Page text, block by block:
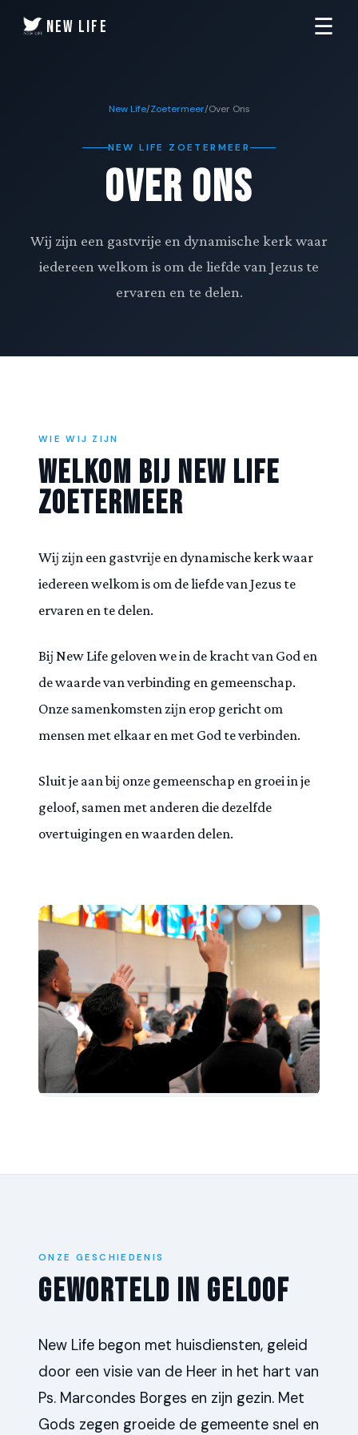
New Life ☰
New Life/Zoetermeer/Over Ons
NEW LIFE ZOETERMEER
Over Ons
Wij zijn een gastvrije en dynamische kerk waar
iedereen welkom is om de liefde van Jezus te
ervaren en te delen.
WIE WIJ ZIJN
Welkom Bij New Life
Zoetermeer
Wij zijn een gastvrije en dynamische kerk waar
iedereen welkom is om de liefde van Jezus te
ervaren en te delen.
Bij New Life geloven we in de kracht van God en
de waarde van verbinding en gemeenschap.
Onze samenkomsten zijn erop gericht om
mensen met elkaar en met God te verbinden.
Sluit je aan bij onze gemeenschap en groei in je
geloof, samen met anderen die dezelfde
overtuigingen en waarden delen.
ONZE GESCHIEDENIS
Geworteld In Geloof
New Life begon met huisdiensten, geleid
door een visie van de Heer in het hart van
Ps. Marcondes Borges en zijn gezin. Met
Gods zegen groeide de gemeente snel en